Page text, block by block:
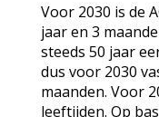
Voor 2030 is de
jaar en 3
steeds 50 jaar
dus voor 2030
maanden. Voor
leeftijden. Op